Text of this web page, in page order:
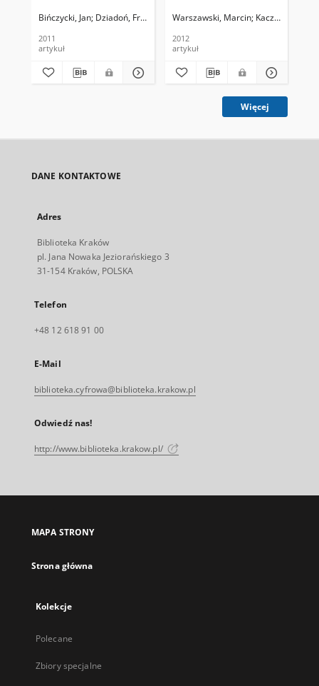
Bińczycki, Jan Dziadoń, Franciszek. Fot
2011
artykuł
Warszawski, Marcin Kaczmarz,
2012
artykuł
Więcej
DANE KONTAKTOWE
Adres
Biblioteka Kraków
pl. Jana Nowaka Jeziorańskiego 3
31-154 Kraków, POLSKA
Telefon
+48 12 618 91 00
E-Mail
biblioteka.cyfrowa@biblioteka.krakow.pl
Odwiedź nas!
http://www.biblioteka.krakow.pl/
MAPA STRONY
Strona główna
Kolekcje
Polecane
Zbiory specjalne